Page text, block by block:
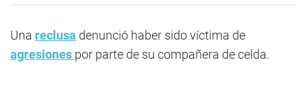
Una reclusa denunció haber sido víctima de
agresiones por parte de su compañera de celda.